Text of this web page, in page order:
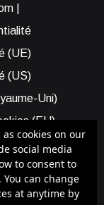
|
(UE)
(US)
Uni)
(EU)
(US)
Capitale
cookies on our
social media
to consent to
can change
at anytime by